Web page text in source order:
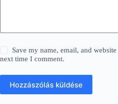
Save my name, email, and
next time I comment.
Hozzászólás küldése